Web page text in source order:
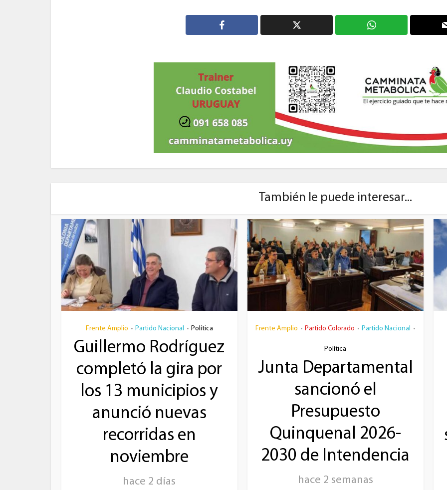
También le puede interesar...
Frente Amplio • Partido Nacional • Política
Guillermo Rodríguez
completó la gira por
los 13 municipios y
anunció nuevas
recorridas en
noviembre
hace 2 días
Frente Amplio • Partido Colorado • Partido Nacional •
Política
Junta Departamental
sancionó el
Presupuesto
Quinquenal 2026-
2030 de Intendencia
hace 2 semanas